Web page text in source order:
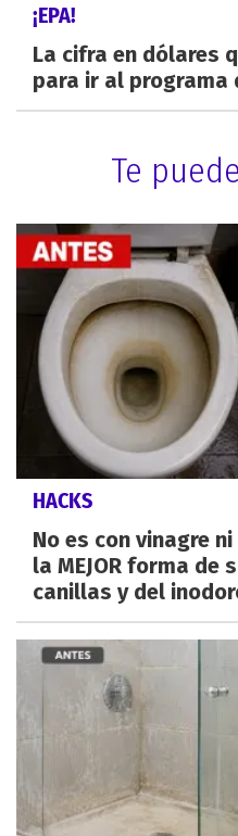
¡EPA!
La cifra en dólares
para ir al programa
Te
HACKS
No es con vinagre
la MEJOR forma de
canillas y del